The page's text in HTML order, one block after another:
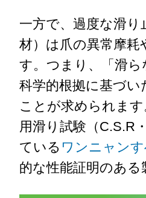
一方で、過度な滑
材）は爪の異常摩
す。つまり、「滑
科学的根拠に基づ
ことが求められま
用滑り試験（C.S.R
ている ワンニャン
的な性能証明のあ